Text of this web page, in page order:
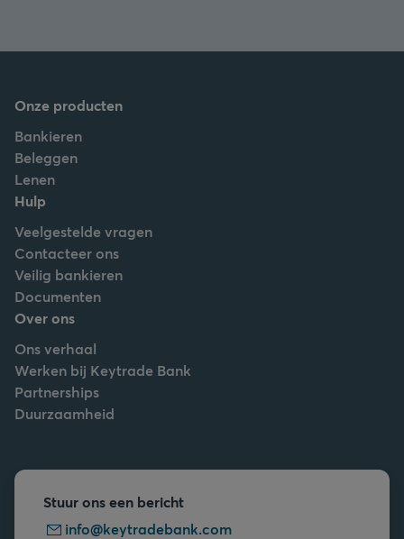
Onze producten
Bankieren
Beleggen
Lenen
Hulp
Veelgestelde vragen
Contacteer ons
Veilig bankieren
Documenten
Over ons
Ons verhaal
Werken bij Keytrade Bank
Partnerships
Duurzaamheid
Stuur ons een bericht
info@keytradebank.com